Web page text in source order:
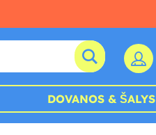
DOVANOS & ŠALYS